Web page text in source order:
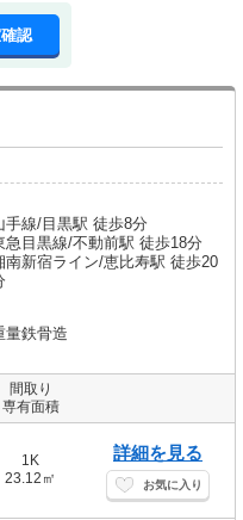
認
手線/目黒駅 徒歩8分
急目黒線/不動前駅 徒歩18分
南新宿ライン/恵比寿駅 徒歩20
量鉄骨造
間取り
専有面積
1K
23.12㎡
詳細を見る
お気に入り